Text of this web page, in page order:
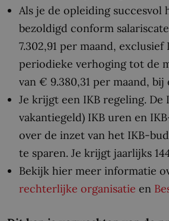
Als je de opleiding
bezoldigd conform
7.302,91 per maand,
periodieke verhoging tot de
van € 9.380,31 per maand,
Je krijgt een IKB regeling. De
vakantiegeld) IKB uren en
over de inzet van het IKB-
te sparen. Je krijgt jaarlijks
Bekijk hier meer informatie
rechterlijke organisatie en